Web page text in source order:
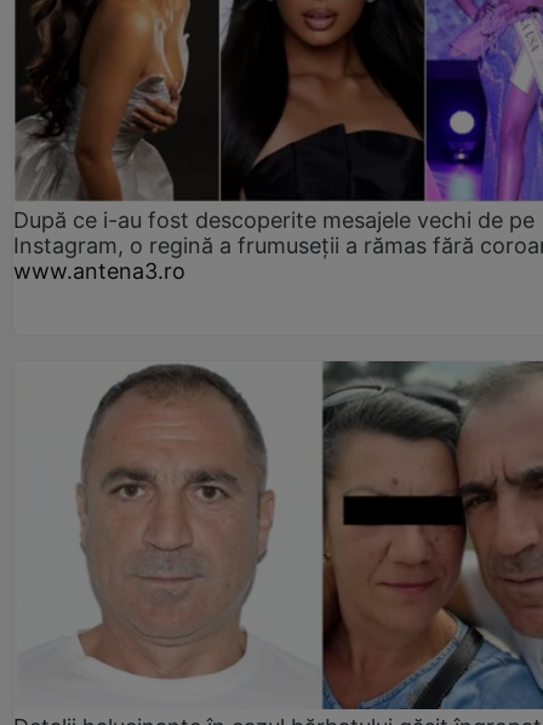
După ce i-au fost descoperite mesajele vechi de pe
Instagram, o regină a frumuseții a rămas fără
www.antena3.ro